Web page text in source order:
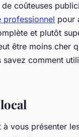
coûteuses
professionnel pour
et plutôt
être moins cher
comment
vous présenter